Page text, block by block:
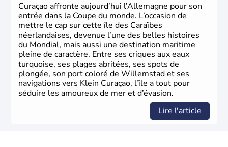
Curaçao affronte aujourd’hui l’Allemagne pour son
entrée dans la Coupe du monde. L’occasion de
mettre le cap sur cette île des Caraïbes
néerlandaises, devenue l’une des belles histoires
du Mondial, mais aussi une destination maritime
pleine de caractère. Entre ses criques aux eaux
turquoise, ses plages abritées, ses spots de
plongée, son port coloré de Willemstad et ses
navigations vers Klein Curaçao, l’île a tout pour
séduire les amoureux de mer et d’évasion.
Lire l'article